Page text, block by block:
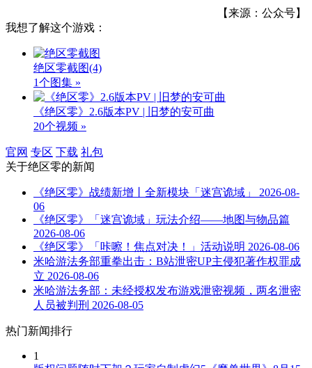
【来源：公众号】
我想了解这个游戏：
绝区零截图(4)
1个图集 »
《绝区零》2.6版本PV | 旧梦的安可曲
20个视频 »
官网 专区 下载 礼包
关于绝区零的新闻
《绝区零》战绩新增丨全新模块「迷宫诡域」
2026-08-
06
《绝区零》「迷宫诡域」玩法介绍——地图与物品篇
2026-08-06
《绝区零》「咔嚓！焦点对决！」活动说明 2026-08-06
米哈游法务部重拳出击：B站泄密UP主侵犯著作权罪成
立 2026-08-06
米哈游法务部：未经授权发布游戏泄密视频，两名泄密
人员被判刑 2026-08-05
热门新闻排行
1